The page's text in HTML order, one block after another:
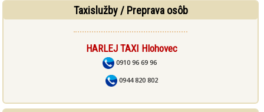
Taxislužby / Preprava osôb
HARLEJ TAXI Hlohovec
0910 96 69 96
0944 820 802